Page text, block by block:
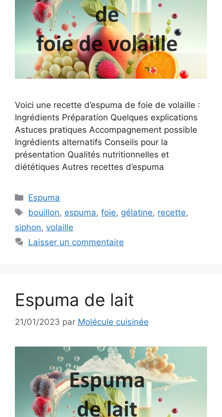
Voici une recette d’espuma de foie de volaille :
Ingrédients Préparation Quelques explications
Astuces pratiques Accompagnement possible
Ingrédients alternatifs Conseils pour la
présentation Qualités nutritionnelles et
diététiques Autres recettes d’espuma
Catégories
Espuma
Étiquettes
bouillon, espuma,foie, gélatine, recette,
siphon, volaille
Laisser un commentaire
Espuma de lait
21/01/2023 par Molécule cuisinée